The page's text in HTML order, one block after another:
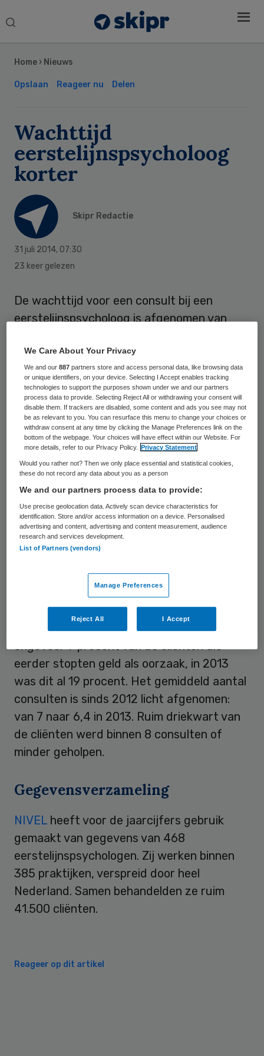
Search
Home › Nieuws
Opslaan Reageer nu Delen
Wachttijd
eerstelijnspsycholoog
korter
Skipr Redactie
31 juli 2014, 07:30
23 keer gelezen
De wachttijd voor een consult bij een
eerstelijnspsycholoog is afgenomen van
2013. Dat blijkt uit de jaarcijfers 2013 van
NIVEL Zorgregistraties.
Nivel signaleert behalve de dalende
wachttijd dat het percentage cliënten met
stemmingsproblemen (angst en depressie)
toeneemt: van 24 procent in 2009 tot 65
procent in 2013. Aan de andere kant neemt
het percentage cliënten met aanpassings-
of verwerkingsproblemen sterk af: van 23
procent in 2009 tot 3 procent in 2013.
Verder valt op dat financiën steeds vaker
een reden zijn om het behandelcontact
voortijdig af te breken. Noemde in 2009
ongeveer 7 procent van de cliënten die
eerder stopten geld als oorzaak, in 2013
was dit al 19 procent. Het gemiddeld aantal
consulten is sinds 2012 licht afgenomen:
van 7 naar 6,4 in 2013. Ruim driekwart van
de cliënten werd binnen 8 consulten of
minder geholpen.
Gegevensverzameling
NIVEL heeft voor de jaarcijfers gebruik
gemaakt van gegevens van 468
eerstelijnspsychologen. Zij werken binnen
385 praktijken, verspreid door heel
Nederland. Samen behandelden ze ruim
41.500 cliënten.
Reageer op dit artikel
Sidebar
We Care About Your Privacy
We and our887 partners store and access personal data, like browsing data
or unique identifiers, on your device. Selecting I Accept enables tracking
technologies to support the purposes shown under we and our partners
process data to provide. Selecting Reject All or withdrawing your consent will
disable them. If trackers are disabled, some content and ads you see may not
be as relevant to you. You can resurface this menu to change your choices or
withdraw consent at any time by clicking the Manage Preferences link on the
bottom of the webpage. Your choices will have effect within our Website. For
more details, refer to our Privacy Policy.
Privacy Statement
Would you rather not? Then we only place essential and statistical cookies,
these do not record any data about you as a person
We and our partners process data to provide:
Use precise geolocation data. Actively scan device characteristics for
identification. Store and/or access information on a device. Personalised
advertising and content, advertising and content measurement, audience
research and services development.
List of Partners (vendors)
Manage Preferences
Reject All I Accept